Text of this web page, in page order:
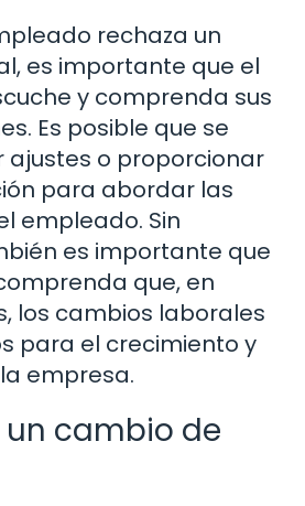
rechaza un
es importante que el
y comprenda sus
Es posible que se
ajustes o proporcionar
para abordar las
empleado. Sin
es importante que
que, en
los cambios laborales
para el crecimiento y
empresa.
un cambio de